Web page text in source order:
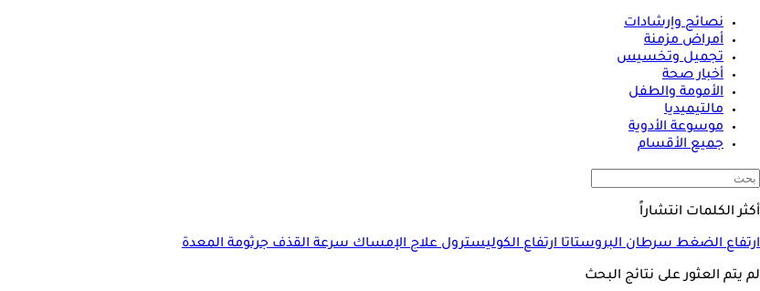
نصائح وإرشادات
أمراض مزمنة
تجميل وتخسيس
أخبار صحة
الأمومة والطفل
مالتيميديا
موسوعة الأدوية
جميع الأقسام
أكثر الكلمات انتشاراً
ارتفاع الضغطسرطان البروستاتاارتفاع الكوليسترولعلاج الإمساكسرعة القذفجرثومة المعدة
لم يتم العثور على نتائج البحث